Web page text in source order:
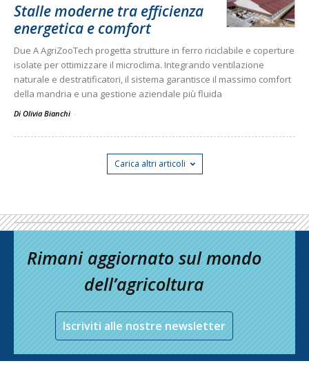
Stalle moderne tra efficienza
energetica e comfort
Due A AgriZooTech progetta strutture in ferro riciclabile e coperture
isolate per ottimizzare il microclima. Integrando ventilazione
naturale e destratificatori, il sistema garantisce il massimo comfort
della mandria e una gestione aziendale più fluida
Di Olivia Bianchi -
Carica altri articoli
Rimani aggiornato sul mondo
dell’agricoltura
Iscriviti alle nostre newsletter